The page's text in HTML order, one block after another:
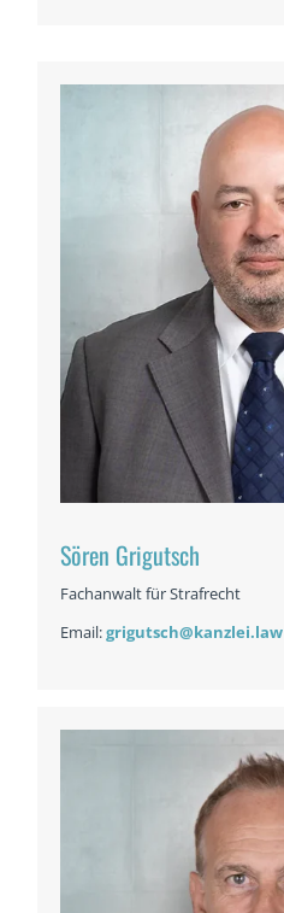
Sören Grigutsch
Fachanwalt für Strafrecht
Email:grigutsch@kanzlei.law